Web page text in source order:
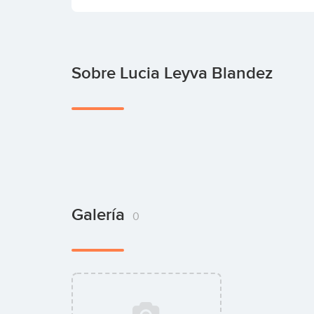
Sobre Lucia Leyva Blandez
Galería 0